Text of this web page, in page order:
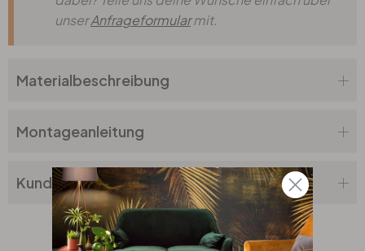
unserAnfrageformularmit.
Materialbeschreibung
Montageanleitung
Kundenbewertung
Top Seller